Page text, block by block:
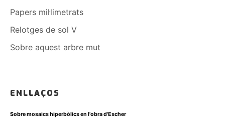
Papers mil·limetrats
Relotges de sol V
Sobre aquest arbre mut
ENLLAÇOS
Sobre mosaics hiperbòlics en l'obra d'Escher